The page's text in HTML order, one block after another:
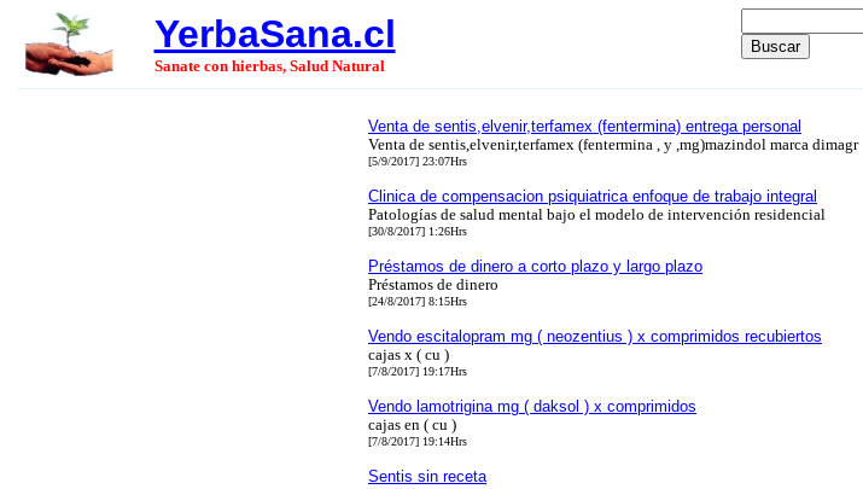
YerbaSana.cl
Sanate con hierbas, Salud Natural
Venta de sentis,elvenir,terfamex (fentermina) entrega personal
Venta de sentis,elvenir,terfamex (fentermina , y ,mg)mazindol marca dimagr
[5/9/2017] 23:07Hrs
Clinica de compensacion psiquiatrica enfoque de trabajo integral
Patologías de salud mental bajo el modelo de intervención residencial
[30/8/2017] 1:26Hrs
Préstamos de dinero a corto plazo y largo plazo
Préstamos de dinero
[24/8/2017] 8:15Hrs
Vendo escitalopram mg ( neozentius ) x comprimidos recubiertos
cajas x ( cu )
[7/8/2017] 19:17Hrs
Vendo lamotrigina mg ( daksol ) x comprimidos
cajas en ( cu )
[7/8/2017] 19:14Hrs
Sentis sin receta